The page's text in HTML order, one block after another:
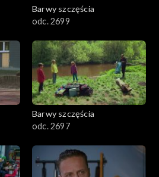
Barwy szczęścia
odc. 2699
Barwy szczęścia
odc. 2697